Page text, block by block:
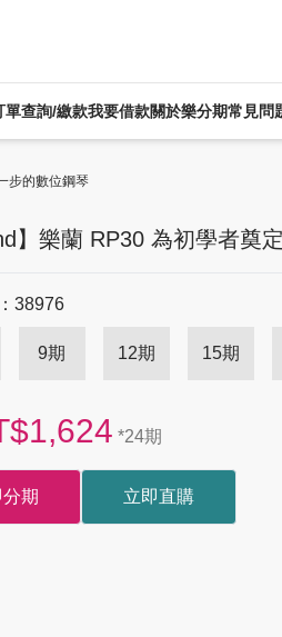
單查詢/繳款我要借款關於樂分期常見問
步的數位鋼琴
】樂蘭 RP30 為初學者奠
38976
9期 12期 15期
*24期
期 立即直購